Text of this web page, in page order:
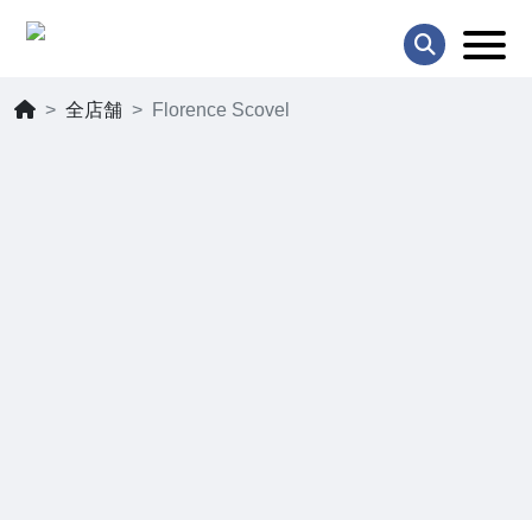
全店舗 Florence Scovel